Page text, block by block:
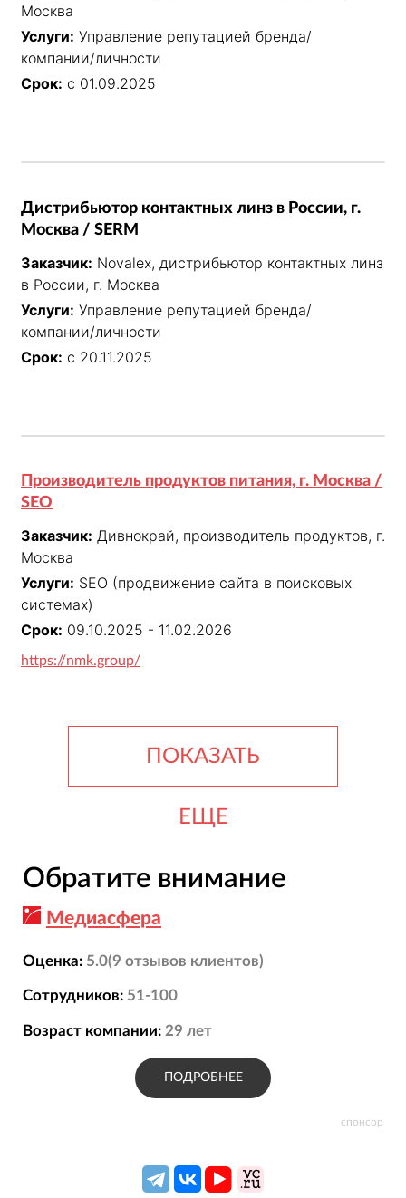
Москва
Услуги: Управление репутацией бренда/
компании/личности
Срок: с 01.09.2025
Дистрибьютор контактных линз в России, г.
Москва / SERM
Заказчик: Novalex, дистрибьютор контактных линз
в России, г. Москва
Услуги: Управление репутацией бренда/
компании/личности
Срок: с 20.11.2025
Производитель продуктов питания, г. Москва /
SEO
Заказчик: Дивнокрай, производитель продуктов, г.
Москва
Услуги: SEO (продвижение сайта в поисковых
системах)
Срок: 09.10.2025 - 11.02.2026
https://nmk.group/
ПОКАЗАТЬ
ЕЩЕ
спонсор
Обратите внимание
Медиасфера
Оценка: 5.0(9 отзывов клиентов)
Сотрудников: 51-100
Возраст компании: 29 лет
ПОДРОБНЕЕ